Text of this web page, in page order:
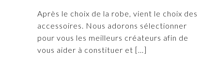
Après le choix de la robe, vient le choix des
accessoires. Nous adorons sélectionner
pour vous les meilleurs créateurs afin de
vous aider à constituer et […]